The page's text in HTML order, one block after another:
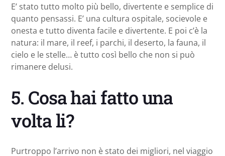
E’ stato tutto molto più bello, divertente e semplice di
quanto pensassi. E’ una cultura ospitale, socievole e
onesta e tutto diventa facile e divertente. E poi c’è la
natura: il mare, il reef, i parchi, il deserto, la fauna, il
cielo e le stelle… è tutto così bello che non si può
rimanere delusi.
5. Cosa hai fatto una
volta li?
Purtroppo l’arrivo non è stato dei migliori, nel viaggio